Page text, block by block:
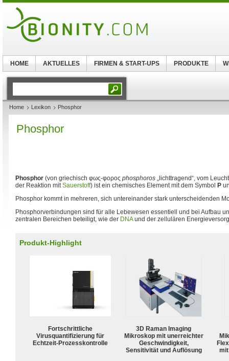
Home Lexikon Phosphor
Phosphor
Phosphor (von griechisch φως-φορος phosphoros „lichttragend“, vom
der Reaktion mitSauerstoff) ist ein chemisches Element mit dem Symbol P
Phosphor kommt in mehreren, sich untereinander stark unterscheidenden
Phosphorverbindungen sind für alle Lebewesen essentiell und bei Aufbau
zentralen Bereichen beteiligt, wie der DNAund der zellulären
Produkt-Highlight
Fortschrittliche
Virusquantifizierung für
Echtzeit-Prozesskontrolle
3D Raman Imaging
Mikroskop mit unerreichter
Geschwindigkeit,
Sensitivität und Auflösung
HOME AKTUELLES FIRMEN & START-UPS PRODUKTE